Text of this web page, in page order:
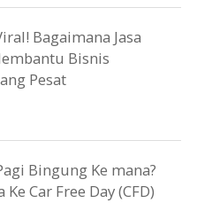
Bagaimana Jasa
Bisnis
Pesat
Bingung Ke mana?
Car Free Day (CFD)